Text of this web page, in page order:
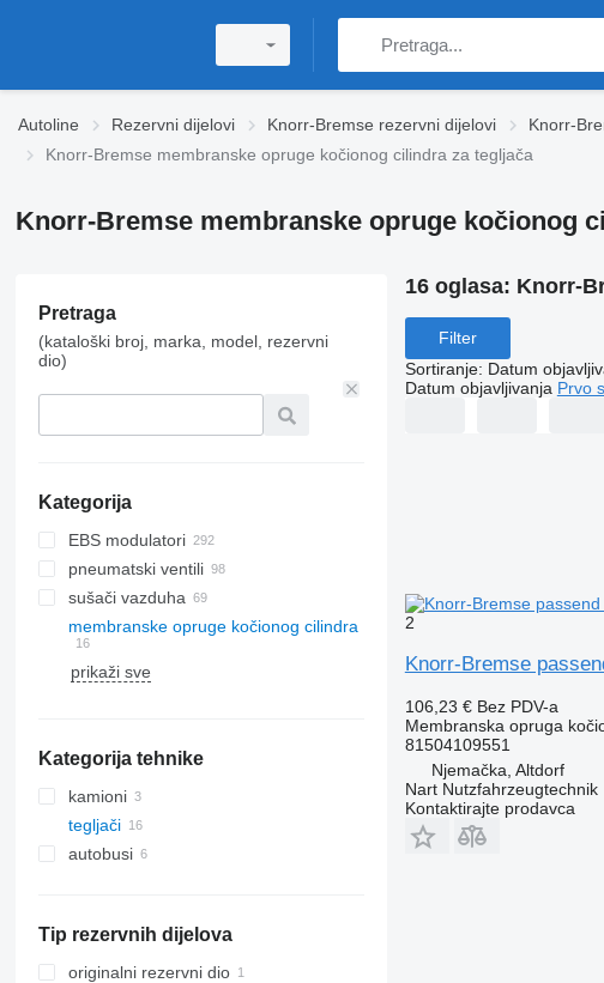
Autoline Rezervni dijelovi Knorr-Bremse rezervni dijelovi Knorr-
Knorr-Bremse membranske opruge kočionog cilindra za tegljača
Knorr-Bremse membranske opruge kočionog
Pretraga
(kataloški broj, marka, model, rezervni
dio)
Kategorija
EBS modulatori
pneumatski ventili
sušači vazduha
membranske opruge kočionog cilindra
prikaži sve
Kategorija tehnike
kamioni
tegljači
autobusi
Tip rezervnih dijelova
originalni rezervni dio
16 oglasa: Knorr-
Filter
Sortiranje: Datum
Datum objavljivanja Prvo
2
Knorr-Bremse
106,23 € Bez PDV-a
Membranska opruga
81504109551
Njemačka, Altdorf
Nart Nutzfahrzeugtechnik
Kontaktirajte prodavca